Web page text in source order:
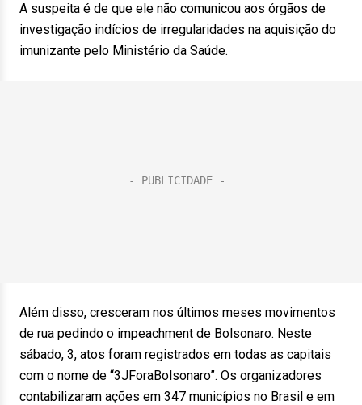
A suspeita é de que ele não comunicou aos órgãos de
investigação indícios de irregularidades na aquisição do
imunizante pelo Ministério da Saúde.
Além disso, cresceram nos últimos meses movimentos
de rua pedindo o impeachment de Bolsonaro. Neste
sábado, 3, atos foram registrados em todas as capitais
com o nome de “3JForaBolsonaro”. Os organizadores
contabilizaram ações em 347 municípios no Brasil e em